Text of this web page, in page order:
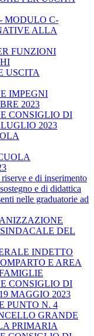
MODULO C-
ALLA
FUNZIONI
USCITA
IMPEGNI
2023
CONSIGLIO DI
2023
e di inserimento
e di didattica
nelle graduatorie ad
DEL
INDETTO
E AREA
CONSIGLIO DI
MAGGIO 2023
PUNTO N. 4
GRANDE
PRIMARIA